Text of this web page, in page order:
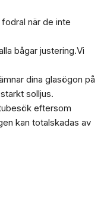
när de inte
bågar justering.Vi
dina glasögon på
solljus.
eftersom
kan totalskadas av